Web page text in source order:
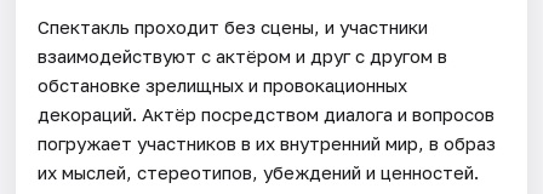
Спектакль проходит без сцены, и участники
взаимодействуют с актёром и друг с другом в
обстановке зрелищных и провокационных
декораций. Актёр посредством диалога и вопросов
погружает участников в их внутренний мир, в образ
их мыслей, стереотипов, убеждений и ценностей.